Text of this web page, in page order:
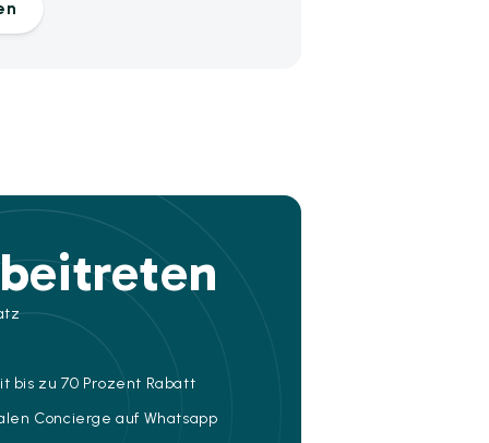
bis zu 70 Prozent Rabatt
Concierge auf Whatsapp